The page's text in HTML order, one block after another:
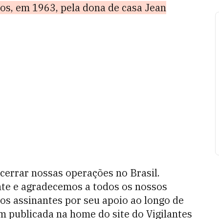
em 1963, pela dona de casa Jean
nossas operações no Brasil.
e agradecemos a todos os nossos
assinantes por seu apoio ao longo de
publicada na home do site do Vigilantes